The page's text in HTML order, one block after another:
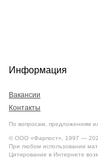
Информация
Вакансии
Контакты
По вопросам, предложениям
© ООО «Фарпост», 1997 —
При любом использовании
Цитирование в Интернете